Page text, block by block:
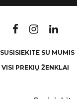
SUSISIEKITE SU MUMIS
VISI PREKIŲ ŽENKLAI